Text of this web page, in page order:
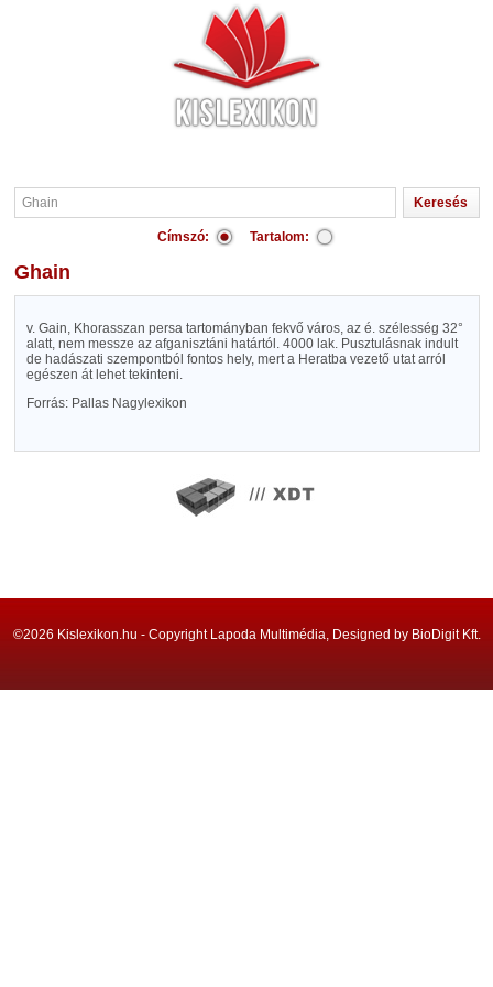
Címszó: Tartalom:
Ghain
v. Gain, Khorasszan persa tartományban fekvő város, az é. szélesség 32°
alatt, nem messze az afganisztáni határtól. 4000 lak. Pusztulásnak indult
de hadászati szempontból fontos hely, mert a Heratba vezető utat arról
egészen át lehet tekinteni.
Forrás: Pallas Nagylexikon
©2026 Kislexikon.hu - Copyright Lapoda Multimédia, Designed by BioDigit Kft.